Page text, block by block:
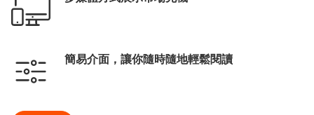
簡易介面，讓你隨時隨地輕鬆閱讀